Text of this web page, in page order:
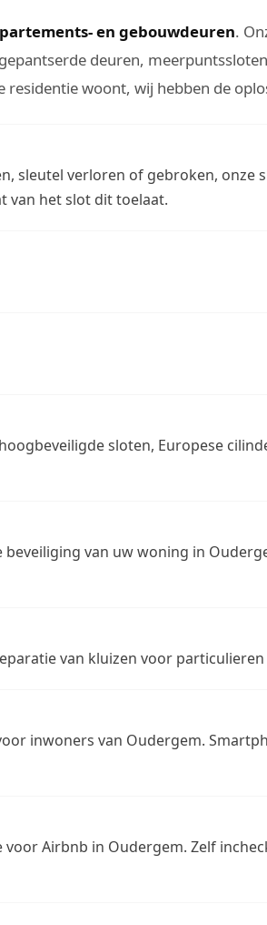
en gebouwdeuren.
deuren,
woont, wij hebben de
sleutel verloren of gebroken, onze
van het slot dit toelaat.
sloten, Europese
beveiliging van uw woning in
van kluizen voor
inwoners van Oudergem.
voor Airbnb in Oudergem. Zelf